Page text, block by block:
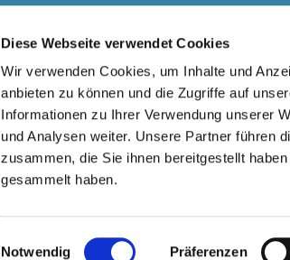
Diese Webseite verwendet Cookies
Wir verwenden Cookies, um Inhalte und
anbieten zu können und die Zugriffe auf
Informationen zu Ihrer Verwendung unserer
und Analysen weiter. Unsere Partner führen
zusammen, die Sie ihnen bereitgestellt
gesammelt haben.
Einwilligungsauswahl
Notwendig Präferenzen
EVANGELISCHE BANK KONTOINHABER: